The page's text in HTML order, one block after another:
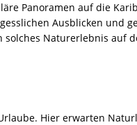
Panoramen auf die
Ausblicken und
Naturerlebnis
Hier erwarten